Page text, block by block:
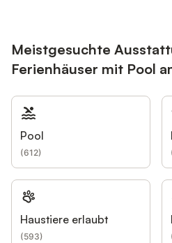
Meistgesuchte
Ferienhäuser mit Pool
Pool
(612)
Haustiere erlaubt
(593)